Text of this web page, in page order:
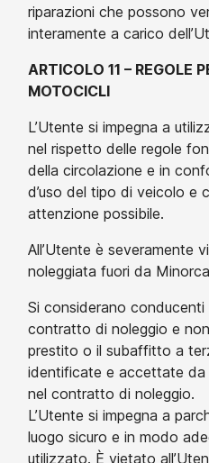
riparazioni che possono
interamente a carico
ARTICOLO 11 – REGOLE
MOTOCICLI
L’Utente si impegna a
nel rispetto delle regole
della circolazione e in
d’uso del tipo di veicolo e
attenzione possibile.
All’Utente è severamente
noleggiata fuori da
Si considerano conducenti
contratto di noleggio e non
prestito o il subaffitto a
identificate e accettate da
nel contratto di noleggio.
L’Utente si impegna a
luogo sicuro e in modo
utilizzato. È vietato